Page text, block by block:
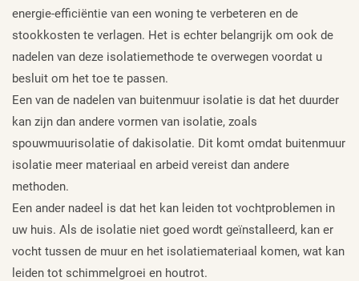
energie-efficiëntie van een woning te verbeteren en de
stookkosten te verlagen. Het is echter belangrijk om ook de
nadelen van deze isolatiemethode te overwegen voordat u
besluit om het toe te passen.
Een van de nadelen van buitenmuur isolatie is dat het duurder
kan zijn dan andere vormen van isolatie, zoals
spouwmuurisolatie of dakisolatie. Dit komt omdat buitenmuur
isolatie meer materiaal en arbeid vereist dan andere
methoden.
Een ander nadeel is dat het kan leiden tot vochtproblemen in
uw huis. Als de isolatie niet goed wordt geïnstalleerd, kan er
vocht tussen de muur en het isolatiemateriaal komen, wat kan
leiden tot schimmelgroei en houtrot.